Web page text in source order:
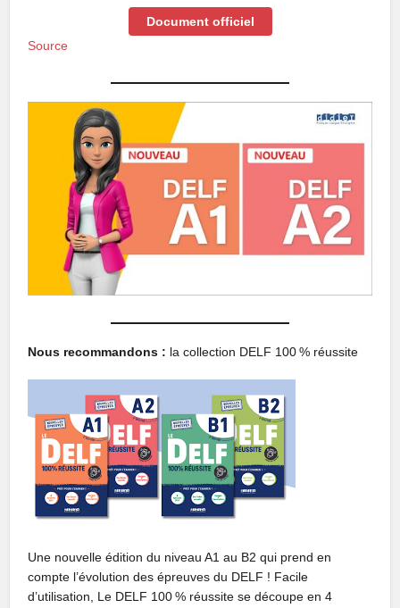
Document officiel
Source
Nous recommandons : la collection DELF 100 % réussite
Une nouvelle édition du niveau A1 au B2 qui prend en
compte l’évolution des épreuves du DELF ! Facile
d’utilisation, Le DELF 100 % réussite se découpe en 4